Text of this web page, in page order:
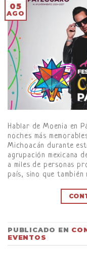
05
AGO
Hablar de Moenia en
noches más
Michoacán durante
agrupación mexicana
a miles de personas
país, sino que
PUBLICADO EN
EVENTOS